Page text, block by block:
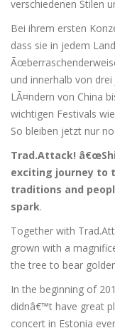
verschiedenen Stilen
Bei ihrem ersten
dass sie in jedem
und innerhalb von
LÃ¤ndern von China
wichtigen Festivals
So bleiben jetzt nur
Trad.Attack!
exciting journey to
traditions and
spark.
Together with
grown with a
the tree to bear
In the beginning of
didnâ€™t have great
concert in Estonia